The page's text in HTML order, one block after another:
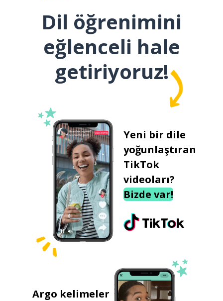
Dil öğrenimini
eğlenceli hale
getiriyoruz!
Yeni bir dile
yoğunlaştıran
TikTok
videoları?
Bizde var!
Argo kelimeler